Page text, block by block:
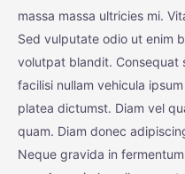
massa massa ultricies mi.
Sed vulputate odio ut enim
volutpat blandit. Consequat
facilisi nullam vehicula
platea dictumst. Diam vel
quam. Diam donec
Neque gravida in